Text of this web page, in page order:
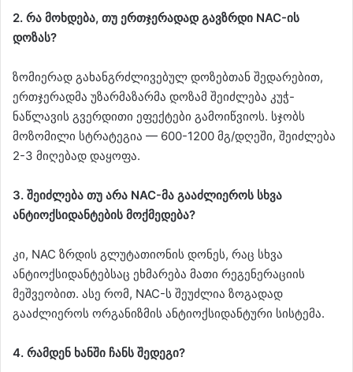
2. რა მოხდება, თუ ერთჯერადად გავზრდი NAC-ის
დოზას?
ზომიერად გახანგრძლივებულ დოზებთან შედარებით,
ერთჯერადმა უზარმაზარმა დოზამ შეიძლება კუჭ-
ნაწლავის გვერდითი ეფექტები გამოიწვიოს. სჯობს
მოზომილი სტრატეგია — 600-1200 მგ/დღეში, შეიძლება
2-3 მიღებად დაყოფა.
3. შეიძლება თუ არა NAC-მა გააძლიეროს სხვა
ანტიოქსიდანტების მოქმედება?
კი, NAC ზრდის გლუტათიონის დონეს, რაც სხვა
ანტიოქსიდანტებსაც ეხმარება მათი რეგენერაციის
მეშვეობით. ასე რომ, NAC-ს შეუძლია ზოგადად
გააძლიეროს ორგანიზმის ანტიოქსიდანტური სისტემა.
4. რამდენ ხანში ჩანს შედეგი?